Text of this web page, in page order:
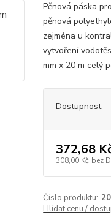
Pěnová páska
pěnová
zejména u
vytvoření
mm x 20 mcelý
Dostupnost
372,68
308,00 Kč bez
Číslo produktu:
Hlídat cenu /